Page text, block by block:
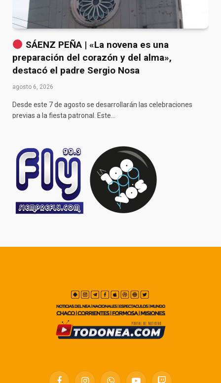
SÁENZ PEÑA | «La novena es una
preparación del corazón y del alma»,
destacó el padre Sergio Nosa
agosto 6, 2026
Desde este 7 de agosto se desarrollarán las celebraciones
previas a la fiesta patronal. Este…